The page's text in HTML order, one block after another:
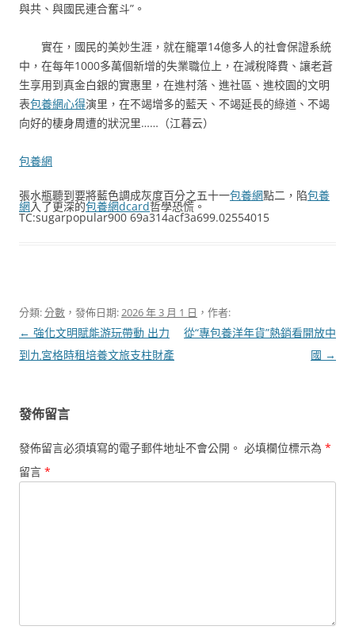
與共、與國民連合奮斗”。
實在，國民的美妙生涯，就在籠罩14億多人的社會保證系統
中，在每年1000多萬個新增的失業職位上，在減稅降費、讓老蒼
生享用到真金白銀的實惠里，在進村落、進社區、進校園的文明
表包養網心得演里，在不竭增多的藍天、不竭延長的綠道、不竭
向好的棲身周遭的狀況里……（江暮云）
包養網
張水瓶聽到要將藍色調成灰度百分之五十一包養網點二，陷包養
網入了更深的包養網dcard哲學恐慌。
TC:sugarpopular900 69a314acf3a699.02554015
分類:分數 ，發佈日期:2026 年 3 月 1 日 ，作者:
文
章
← 強化文明賦能游玩帶動 出力
到九宮格時租培養文旅支柱財產
從“專包養洋年貨”熱銷看開放中
國 →
發佈留言
發佈留言必須填寫的電子郵件地址不會公開。 必填欄位標示為 *
留言 *